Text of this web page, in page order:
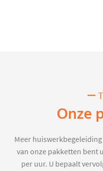
Onze
Meer
van onze pakketten bent
per uur. U bepaalt